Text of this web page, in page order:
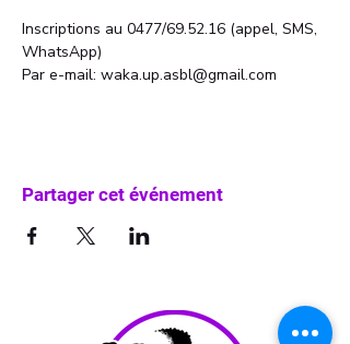
Inscriptions au 0477/69.52.16 (appel, SMS,
WhatsApp)
Par e-mail: waka.up.asbl@gmail.com
Partager cet événement